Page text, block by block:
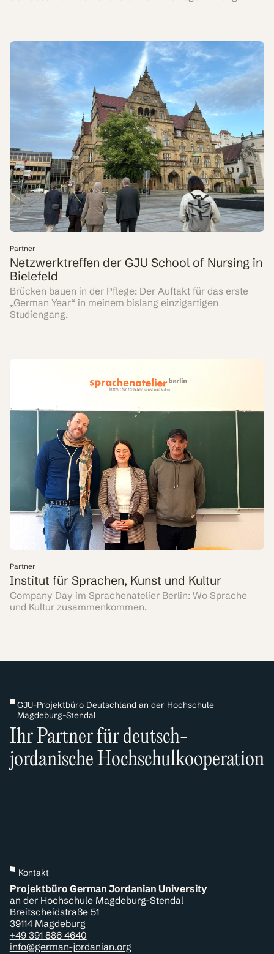
Partner
Netzwerktreffen der GJU School of Nursing in
Bielefeld
Brücken bauen in der Pflege: Der Auftakt für das erste
„German Year“ in meinem bislang einzigartigen
Studiengang.
Partner
Institut für Sprachen, Kunst und Kultur
Company Day im Sprachenatelier Berlin: Wo Sprache
und Kultur zusammenkommen.
GJU-Projektbüro Deutschland an der Hochschule
Magdeburg-Stendal
Ihr Partner für deutsch-
jordanische Hochschulkooperation
Kontakt
Projektbüro German Jordanian University
an der Hochschule Magdeburg-Stendal
Breitscheidstraße 51
39114 Magdeburg
+49 391 886 4640
info@german-jordanian.org